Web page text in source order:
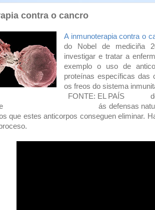
contra o cancro
A inmunoterapia contra o
do Nobel de mediciña
investigar e tratar a
exemplo o uso de
proteínas específicas das
os freos do sistema
FONTE: EL PAÍS
evadirse
ás defensas
que estes anticorpos conseguen eliminar.